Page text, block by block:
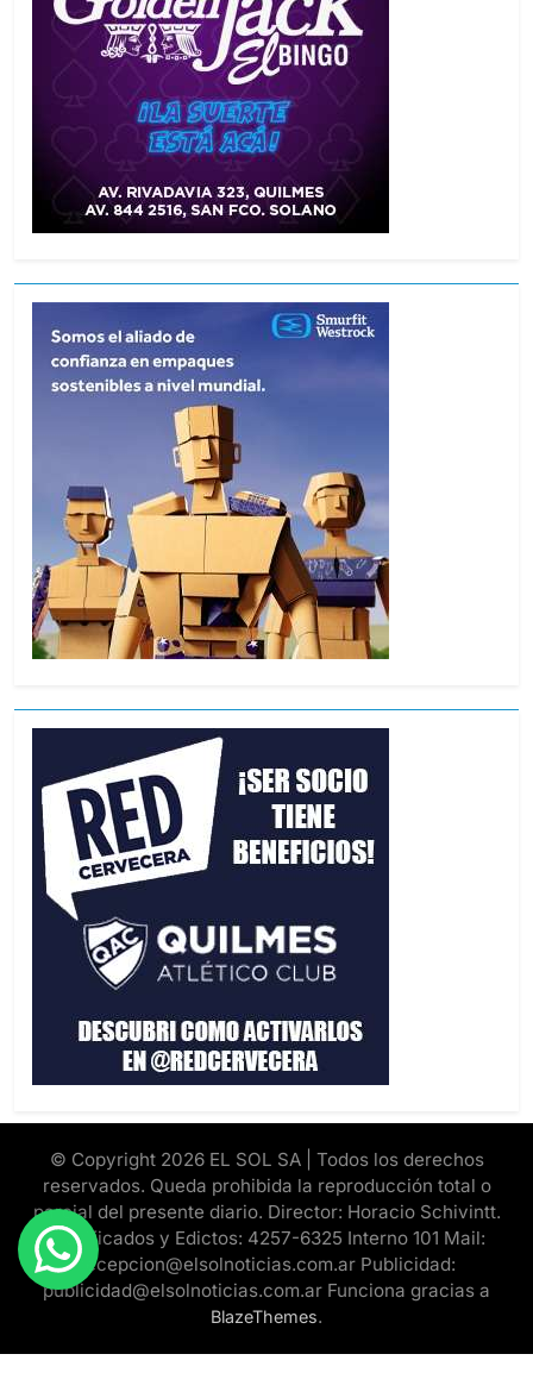
© Copyright 2026 EL SOL SA | Todos los derechos
reservados. Queda prohibida la reproducción total o
parcial del presente diario. Director: Horacio Schivintt.
Clasificados y Edictos: 4257-6325 Interno 101 Mail:
recepcion@elsolnoticias.com.ar Publicidad:
publicidad@elsolnoticias.com.ar Funciona gracias a
BlazeThemes.